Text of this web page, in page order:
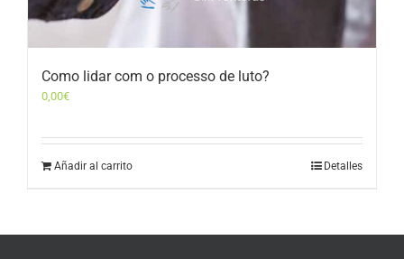
Como lidar com o processo de luto?
0,00€
Añadir al carrito Detalles